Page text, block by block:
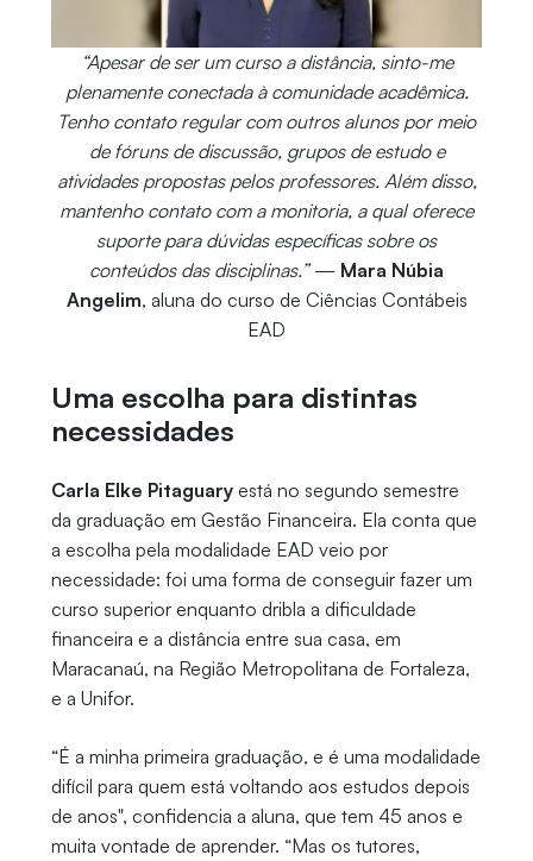
“Apesar de ser um curso a distância, sinto-me
plenamente conectada à comunidade acadêmica.
Tenho contato regular com outros alunos por meio
de fóruns de discussão, grupos de estudo e
atividades propostas pelos professores. Além disso,
mantenho contato com a monitoria, a qual oferece
suporte para dúvidas específicas sobre os
conteúdos das disciplinas.”— Mara Núbia
Angelim, aluna do curso de Ciências Contábeis
EAD
Uma escolha para distintas
necessidades
Carla Elke Pitaguaryestá no segundo semestre
da graduação em Gestão Financeira. Ela conta que
a escolha pela modalidade EAD veio por
necessidade: foi uma forma de conseguir fazer um
curso superior enquanto dribla a dificuldade
financeira e a distância entre sua casa, em
Maracanaú, na Região Metropolitana de Fortaleza,
e a Unifor.
“É a minha primeira graduação, e é uma modalidade
difícil para quem está voltando aos estudos depois
de anos", confidencia a aluna, que tem 45 anos e
muita vontade de aprender. “Mas os tutores,